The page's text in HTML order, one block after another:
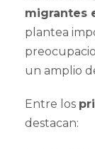
migrantes
plantea
un amplio
Entre los
destacan: